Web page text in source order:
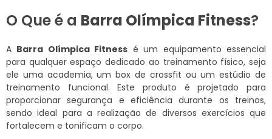
O Que é a Barra Olímpica Fitness?
A Barra Olímpica Fitness é um equipamento essencial
para qualquer espaço dedicado ao treinamento físico, seja
ele uma academia, um box de crossfit ou um estúdio de
treinamento funcional. Este produto é projetado para
proporcionar segurança e eficiência durante os treinos,
sendo ideal para a realização de diversos exercícios que
fortalecem e tonificam o corpo.